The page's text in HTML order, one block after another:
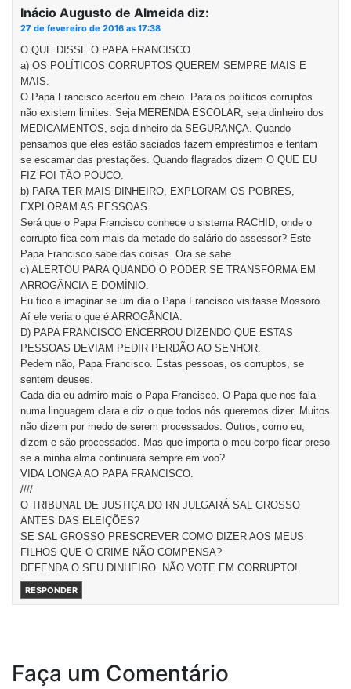
Inácio Augusto de Almeida diz:
27 de fevereiro de 2016 as 17:38
O QUE DISSE O PAPA FRANCISCO
a) OS POLÍTICOS CORRUPTOS QUEREM SEMPRE MAIS E
MAIS.
O Papa Francisco acertou em cheio. Para os políticos corruptos
não existem limites. Seja MERENDA ESCOLAR, seja dinheiro dos
MEDICAMENTOS, seja dinheiro da SEGURANÇA. Quando
pensamos que eles estão saciados fazem empréstimos e tentam
se escamar das prestações. Quando flagrados dizem O QUE EU
FIZ FOI TÃO POUCO.
b) PARA TER MAIS DINHEIRO, EXPLORAM OS POBRES,
EXPLORAM AS PESSOAS.
Será que o Papa Francisco conhece o sistema RACHID, onde o
corrupto fica com mais da metade do salário do assessor? Este
Papa Francisco sabe das coisas. Ora se sabe.
c) ALERTOU PARA QUANDO O PODER SE TRANSFORMA EM
ARROGÂNCIA E DOMÍNIO.
Eu fico a imaginar se um dia o Papa Francisco visitasse Mossoró.
Aí ele veria o que é ARROGÂNCIA.
D) PAPA FRANCISCO ENCERROU DIZENDO QUE ESTAS
PESSOAS DEVIAM PEDIR PERDÃO AO SENHOR.
Pedem não, Papa Francisco. Estas pessoas, os corruptos, se
sentem deuses.
Cada dia eu admiro mais o Papa Francisco. O Papa que nos fala
numa linguagem clara e diz o que todos nós queremos dizer. Muitos
não dizem por medo de serem processados. Outros, como eu,
dizem e são processados. Mas que importa o meu corpo ficar preso
se a minha alma continuará sempre em voo?
VIDA LONGA AO PAPA FRANCISCO.
////
O TRIBUNAL DE JUSTIÇA DO RN JULGARÁ SAL GROSSO
ANTES DAS ELEIÇÕES?
SE SAL GROSSO PRESCREVER COMO DIZER AOS MEUS
FILHOS QUE O CRIME NÃO COMPENSA?
DEFENDA O SEU DINHEIRO. NÃO VOTE EM CORRUPTO!
RESPONDER
Faça um Comentário